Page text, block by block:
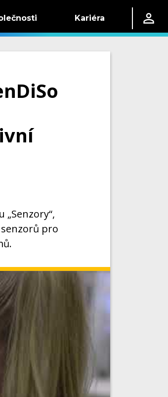
Kariéra
pro